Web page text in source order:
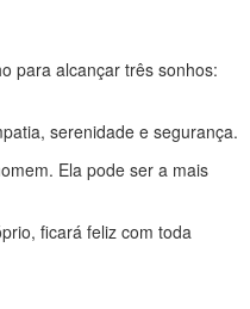
para alcançar três sonhos:
serenidade e segurança.
Ela pode ser a mais
ficará feliz com toda